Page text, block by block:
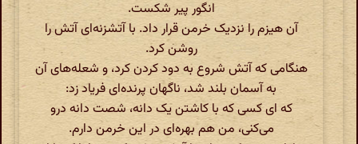
انگور پیر شکست.
آن هیزم را نزدیک خرمن قرار داد. با آتشزنه‌ای آتش را
روشن کرد.
هنگامی که آتش شروع به دود کردن کرد، و شعله‌های آن
به آسمان بلند شد، ناگهان پرنده‌ای فریاد زد:
که ای کسی که با کاشتن یک دانه، شصت دانه درو
می‌کنی، من هم بهره‌ای در این خرمن دارم.